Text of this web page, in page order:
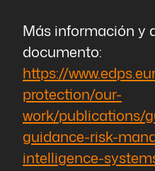
Más información y
documento:
https://
protection/our-
work/publications/
guidance-risk-
intelligence-